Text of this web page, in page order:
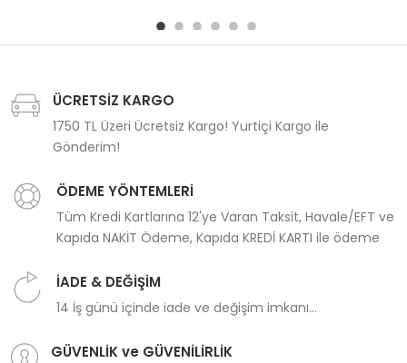
ÜCRETSİZ KARGO
1750 TL Üzeri Ücretsiz Kargo! Yurtiçi Kargo ile
Gönderim!
ÖDEME YÖNTEMLERİ
Tüm Kredi Kartlarına 12'ye Varan Taksit, Havale/EFT ve
Kapıda NAKİT Ödeme, Kapıda KREDİ KARTI ile ödeme
İADE & DEĞİŞİM
14 İş günü içinde iade ve değişim imkanı...
GÜVENLİK ve GÜVENİLİRLİK